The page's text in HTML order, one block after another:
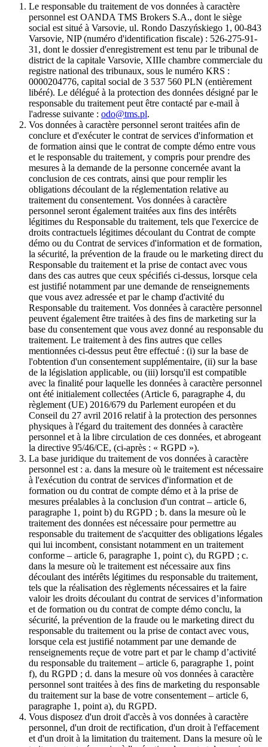
Le responsable du traitement de vos données à caractère
personnel est OANDA TMS Brokers S.A., dont le siège
social est situé à Varsovie, ul. Rondo Daszyńskiego 1, 00-843
Varsovie, NIP (numéro d'identification fiscale) : 526-275-91-
31, dont le dossier d'enregistrement est tenu par le tribunal de
district de la capitale Varsovie, XIIIe chambre commerciale du
registre national des tribunaux, sous le numéro KRS :
0000204776, capital social de 3 537 560 PLN (entièrement
libéré). Le délégué à la protection des données désigné par le
responsable du traitement peut être contacté par e-mail à
l'adresse suivante : odo@tms.pl.
Vos données à caractère personnel seront traitées afin de
conclure et d'exécuter le contrat de services d'information et
de formation ainsi que le contrat de compte démo entre vous
et le responsable du traitement, y compris pour prendre des
mesures à la demande de la personne concernée avant la
conclusion de ces contrats, ainsi que pour remplir les
obligations découlant de la réglementation relative au
traitement du consentement. Vos données à caractère
personnel seront également traitées aux fins des intérêts
légitimes du Responsable du traitement, tels que l'exercice de
droits contractuels légitimes découlant du Contrat de compte
démo ou du Contrat de services d'information et de formation,
la sécurité, la prévention de la fraude ou le marketing direct du
Responsable du traitement et la prise de contact avec vous
dans des cas autres que ceux spécifiés ci-dessus, lorsque cela
est justifié notamment par une demande de renseignements
que vous avez adressée et par le champ d'activité du
Responsable du traitement. Vos données à caractère personnel
peuvent également être traitées à des fins de marketing sur la
base du consentement que vous avez donné au responsable du
traitement. Le traitement à des fins autres que celles
mentionnées ci-dessus peut être effectué : (i) sur la base de
l'obtention d'un consentement supplémentaire, (ii) sur la base
de la législation applicable, ou (iii) lorsqu'il est compatible
avec la finalité pour laquelle les données à caractère personnel
ont été initialement collectées (Article 6, paragraphe 4, du
règlement (UE) 2016/679 du Parlement européen et du
Conseil du 27 avril 2016 relatif à la protection des personnes
physiques à l'égard du traitement des données à caractère
personnel et à la libre circulation de ces données, et abrogeant
la directive 95/46/CE, (ci-après : « RGPD »).
La base juridique du traitement de vos données à caractère
personnel est : a. dans la mesure où le traitement est nécessaire
à l'exécution du contrat de services d'information et de
formation ou du contrat de compte démo et à la prise de
mesures préalables à la conclusion d'un contrat – article 6,
paragraphe 1, point b) du RGPD ; b. dans la mesure où le
traitement des données est nécessaire pour permettre au
responsable du traitement de s'acquitter des obligations légales
qui lui incombent, consistant notamment en un traitement
conforme – article 6, paragraphe 1, point c), du RGPD ; c.
dans la mesure où le traitement est nécessaire aux fins
découlant des intérêts légitimes du responsable du traitement,
tels que la réalisation des règlements nécessaires et la faire
valoir les droits découlant du contrat de services d’information
et de formation ou du contrat de compte démo conclu, la
sécurité, la prévention de la fraude ou le marketing direct du
responsable du traitement ou la prise de contact avec vous,
lorsque cela est justifié notamment par une demande de
renseignements reçue de votre part et par le champ d’activité
du responsable du traitement – article 6, paragraphe 1, point
f), du RGPD ; d. dans la mesure où vos données à caractère
personnel sont traitées à des fins de marketing du responsable
du traitement sur la base de votre consentement – article 6,
paragraphe 1, point a), du RGPD.
Vous disposez d'un droit d'accès à vos données à caractère
personnel, d'un droit de rectification, d'un droit à l'effacement
et d'un droit à la limitation du traitement. Dans la mesure où le